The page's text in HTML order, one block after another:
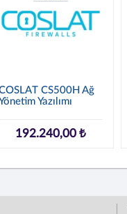
CS500H Ağ
Yazılımı
192.240,00 ₺